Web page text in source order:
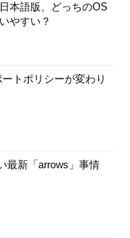
本語版、どっちのOS
やすい？
トポリシーが変わり
最新「arrows」事情